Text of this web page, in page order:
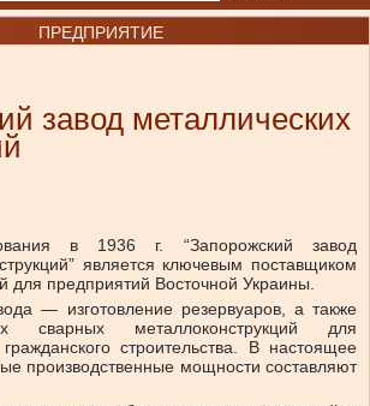
ПРЕДПРИЯТИЕ
завод металлических
в 1936 г. “Запорожский завод
является ключевым поставщиком
для предприятий Восточной Украины.
— изготовление резервуаров, а также
сварных металлоконструкций для
строительства. В настоящее
производственные мощности составляют